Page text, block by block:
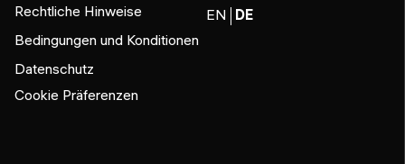
Rechtliche Hinweise
Bedingungen und Konditionen
Datenschutz
Cookie Präferenzen
EN DE